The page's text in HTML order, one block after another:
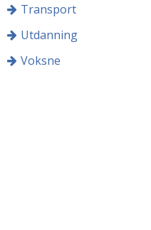
Transport
Utdanning
Voksne